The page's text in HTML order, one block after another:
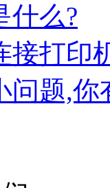
什么?
接打印
问题,你